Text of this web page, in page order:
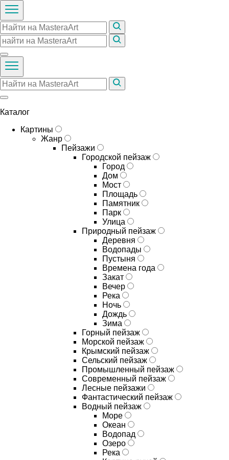
Каталог
Картины
Жанр
Пейзажи
Городской пейзаж
Город
Дом
Мост
Площадь
Памятник
Парк
Улица
Природный пейзаж
Деревня
Водопады
Пустыня
Времена года
Закат
Вечер
Река
Ночь
Дождь
Зима
Горный пейзаж
Морской пейзаж
Крымский пейзаж
Сельский пейзаж
Промышленный пейзаж
Современный пейзаж
Лесные пейзажи
Фантастический пейзаж
Водный пейзаж
Море
Океан
Водопад
Озеро
Река